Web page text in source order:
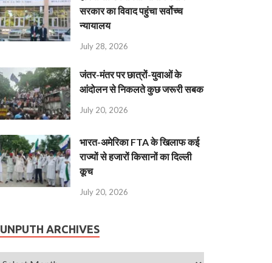
सरकार का विवाद पहुंचा सर्वोच्च
न्यायालय
July 28, 2026
जंतर-मंतर पर छात्रों-युवाओं के
आंदोलन से निकलते कुछ जरूरी सबक
July 20, 2026
भारत-अमेरिका FTA के खिलाफ कई
राज्यों से हजारों किसानों का दिल्ली
कूच
July 20, 2026
ARCHIVES